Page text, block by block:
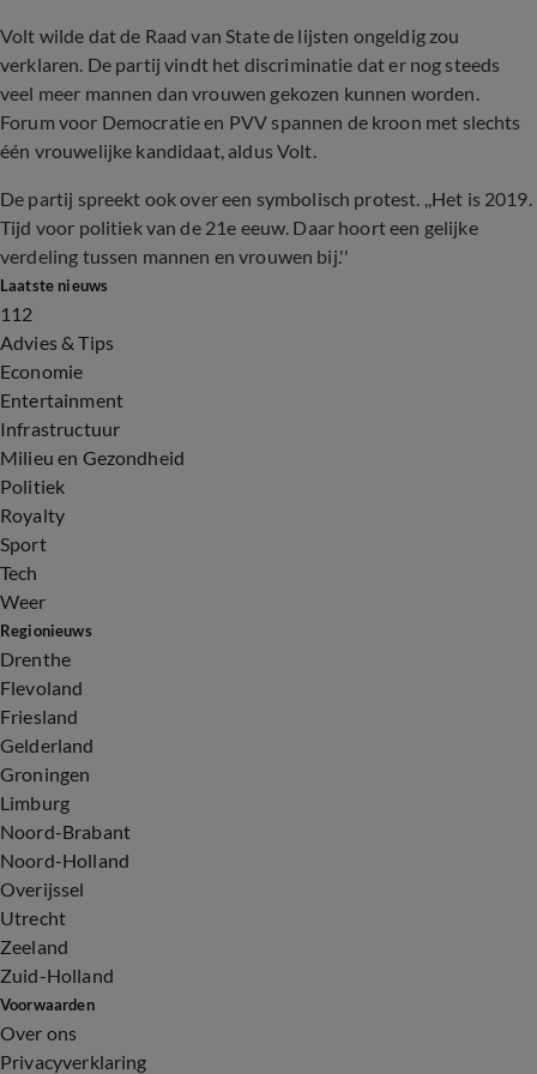
Volt wilde dat de Raad van State de lijsten ongeldig zou
verklaren. De partij vindt het discriminatie dat er nog steeds
veel meer mannen dan vrouwen gekozen kunnen worden.
Forum voor Democratie en PVV spannen de kroon met slechts
één vrouwelijke kandidaat, aldus Volt.
De partij spreekt ook over een symbolisch protest. ,,Het is 2019.
Tijd voor politiek van de 21e eeuw. Daar hoort een gelijke
verdeling tussen mannen en vrouwen bij.''
Laatste nieuws
112
Advies & Tips
Economie
Entertainment
Infrastructuur
Milieu en Gezondheid
Politiek
Royalty
Sport
Tech
Weer
Regionieuws
Drenthe
Flevoland
Friesland
Gelderland
Groningen
Limburg
Noord-Brabant
Noord-Holland
Overijssel
Utrecht
Zeeland
Zuid-Holland
Voorwaarden
Over ons
Privacyverklaring